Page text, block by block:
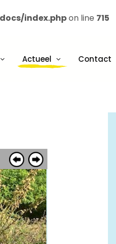
index.phpon line 715
Actueel Contact